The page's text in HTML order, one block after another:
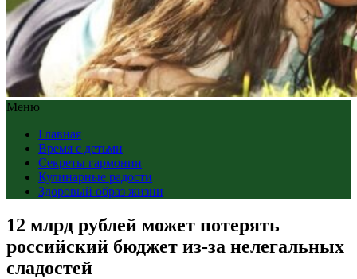
Меню
Главная
Время с детьми
Секреты гармонии
Кулинарные радости
Здоровый образ жизни
12 млрд рублей может потерять
российский бюджет из-за нелегальных
сладостей